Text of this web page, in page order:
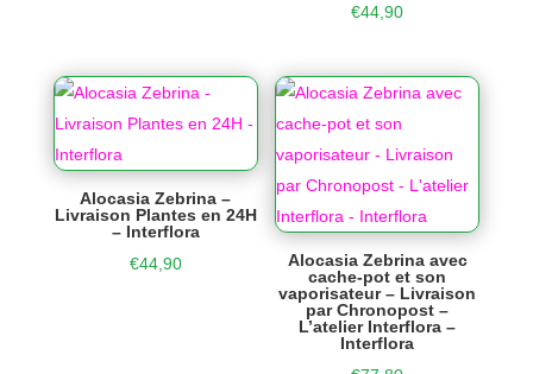
€44,90
Alocasia Zebrina –
Livraison Plantes en 24H
– Interflora
€44,90
Alocasia Zebrina avec
cache-pot et son
vaporisateur – Livraison
par Chronopost –
L’atelier Interflora –
Interflora